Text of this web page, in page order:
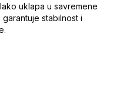
uklapa u savremene
stabilnost i